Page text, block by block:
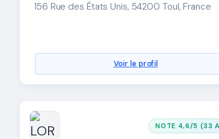
156 Rue des États Unis, 54200 Toul, France
Voir le profil
NOTE 4,6/5 (33